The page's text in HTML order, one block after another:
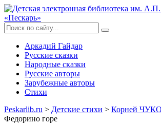
Аркадий Гайдар
Русские сказки
Народные сказки
Русские авторы
Зарубежные авторы
Стихи
Peskarlib.ru > Детские стихи > Корней
Федорино горе